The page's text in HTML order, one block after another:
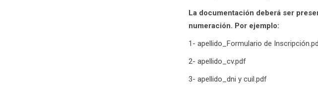
La documentación deberá ser
numeración. Por ejemplo:
1- apellido_Formulario de
2- apellido_cv.pdf
3- apellido_dni y cuil.pdf